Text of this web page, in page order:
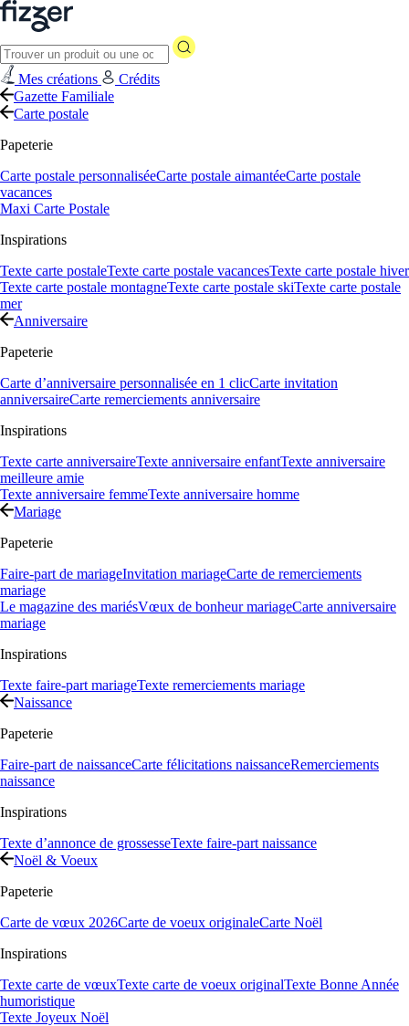
Mes créations
Crédits
Gazette Familiale
Carte postale
Papeterie
Carte postale personnaliséeCarte postale aimantéeCarte postale
vacances
Maxi Carte Postale
Inspirations
Texte carte postaleTexte carte postale vacancesTexte carte postale hiver
Texte carte postale montagneTexte carte postale skiTexte carte postale
mer
Anniversaire
Papeterie
Carte d’anniversaire personnalisée en 1 clicCarte invitation
anniversaireCarte remerciements anniversaire
Inspirations
Texte carte anniversaireTexte anniversaire enfantTexte anniversaire
meilleure amie
Texte anniversaire femmeTexte anniversaire homme
Mariage
Papeterie
Faire-part de mariageInvitation mariageCarte de remerciements
mariage
Le magazine des mariésVœux de bonheur mariageCarte anniversaire
mariage
Inspirations
Texte faire-part mariageTexte remerciements mariage
Naissance
Papeterie
Faire-part de naissanceCarte félicitations naissanceRemerciements
naissance
Inspirations
Texte d’annonce de grossesseTexte faire-part naissance
Noël & Voeux
Papeterie
Carte de vœux 2026Carte de voeux originaleCarte Noël
Inspirations
Texte carte de vœuxTexte carte de voeux originalTexte Bonne Année
humoristique
Texte Joyeux Noël